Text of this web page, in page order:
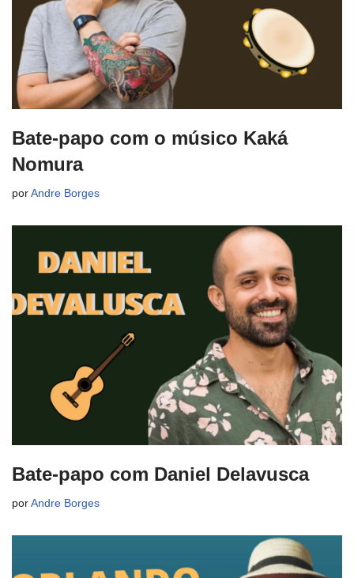
Bate-papo com o músico Kaká
Nomura
por Andre Borges
Bate-papo com Daniel Delavusca
por Andre Borges